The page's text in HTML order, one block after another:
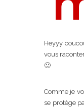
Heyyy
vous
🙂
Comme je
se protège